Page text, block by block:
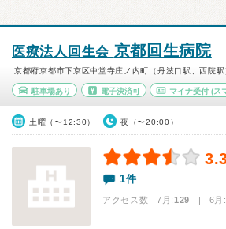
医療法人回生会 京都回生病院
京都府京都市下京区中堂寺庄ノ内町（丹波口駅、西院駅
駐車場あり 電子決済可 マイナ受付 (ス
土曜（〜12:30） 夜（〜20:00）
1件
アクセス数 7月:129 | 6月: